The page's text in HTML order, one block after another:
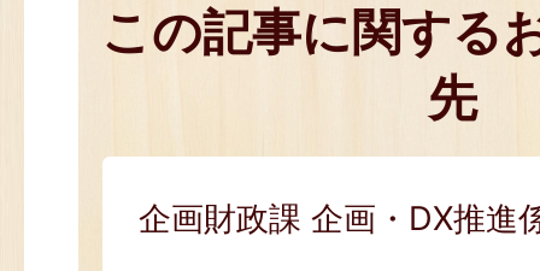
この記事に関する
先
企画財政課 企画・DX推進